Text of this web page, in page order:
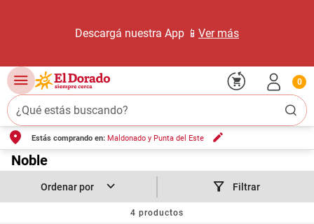
Descargá nuestra App 📱 Ver más
¿Qué estás buscando?
0
Estás comprando en: Maldonado y Punta del Este
Noble
Filtrar
4 productos
TÉRMINOS MÁS BUSCADOS
leche